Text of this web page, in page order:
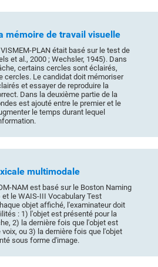
mémoire de travail visuelle
PLAN était basé sur le test de
et al., 2000 ; Wechsler, 1945). Dans
certains cercles sont éclairés,
cercles. Le candidat doit mémoriser
et essayer de reproduire la
Dans la deuxième partie de la
est ajouté entre le premier et le
le temps durant lequel
multimodale
NAM est basé sur le Boston Naming
le WAIS-III Vocabulary Test
objet affiché, l'examinateur doit
: 1) l'objet est présenté pour la
2) la dernière fois que l'objet est
ou 3) la dernière fois que l'objet
sous forme d'image.